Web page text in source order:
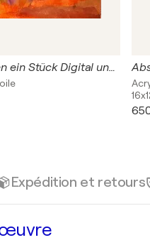
Schillernde Blumen ein Stück Digital und Analog Kombiniert
Expédition et retours